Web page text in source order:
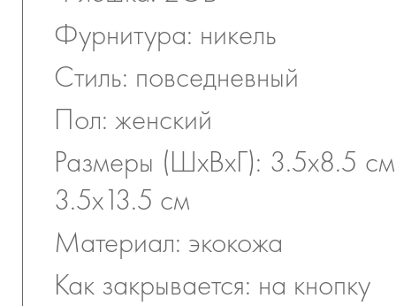
Фурнитура: никель
Стиль: повседневный
Пол: женский
Размеры (ШхВхГ): 3.5х8.5
3.5х13.5 см
Материал: экокожа
Как закрывается: на кнопку